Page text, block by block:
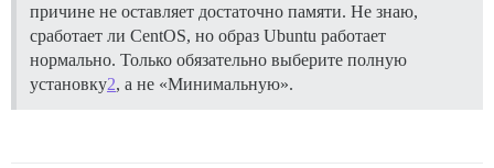
причине не оставляет достаточно памяти. Не знаю,
сработает ли CentOS, но образ Ubuntu работает
нормально. Только обязательно выберите полную
установку2, а не «Минимальную».